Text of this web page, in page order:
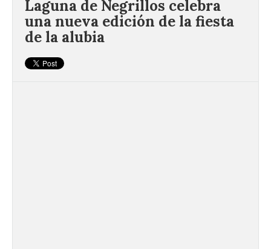
Laguna de Negrillos celebra
una nueva edición de la fiesta
de la alubia